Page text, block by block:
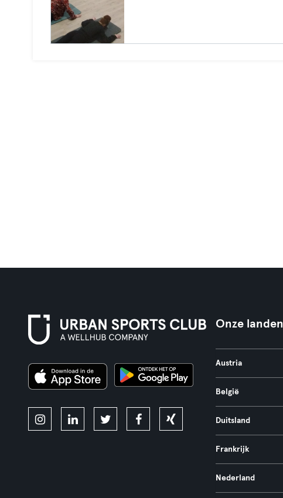
Onze landen
Austria
België
Duitsland
Frankrijk
Nederland